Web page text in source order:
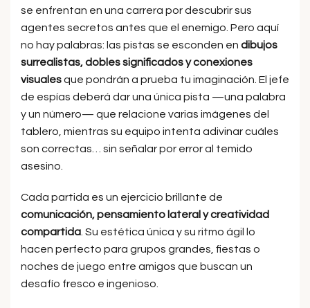
se enfrentan en una carrera por descubrir sus
agentes secretos antes que el enemigo. Pero aquí
no hay palabras: las pistas se esconden en dibujos
surrealistas, dobles significados y conexiones
visualesque pondrán a prueba tu imaginación. El jefe
de espías deberá dar una única pista —una palabra
y un número— que relacione varias imágenes del
tablero, mientras su equipo intenta adivinar cuáles
son correctas… sin señalar por error al temido
asesino.
Cada partida es un ejercicio brillante de
comunicación, pensamiento lateral y creatividad
compartida . Su estética única y su ritmo ágil lo
hacen perfecto para grupos grandes, fiestas o
noches de juego entre amigos que buscan un
desafío fresco e ingenioso.